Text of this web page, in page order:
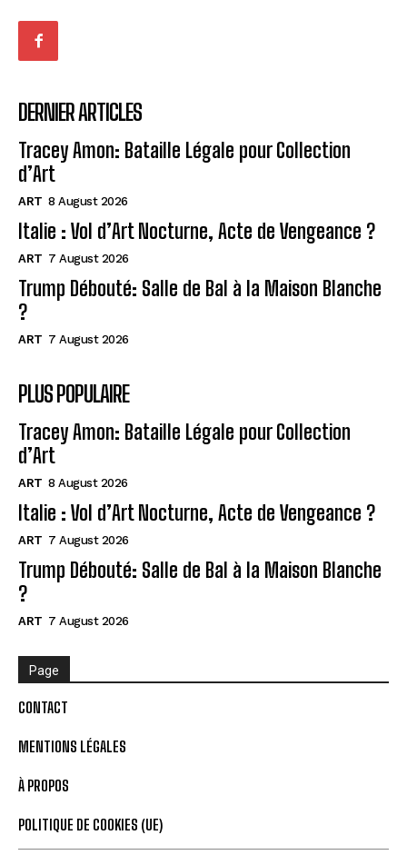
DERNIER ARTICLES
Tracey Amon: Bataille Légale pour Collection
d’Art
ART 8 August 2026
Italie : Vol d’Art Nocturne, Acte de Vengeance ?
ART 7 August 2026
Trump Débouté: Salle de Bal à la Maison Blanche
?
ART 7 August 2026
PLUS POPULAIRE
Tracey Amon: Bataille Légale pour Collection
d’Art
ART 8 August 2026
Italie : Vol d’Art Nocturne, Acte de Vengeance ?
ART 7 August 2026
Trump Débouté: Salle de Bal à la Maison Blanche
?
ART 7 August 2026
Page
CONTACT
MENTIONS LÉGALES
À PROPOS
POLITIQUE DE COOKIES (UE)